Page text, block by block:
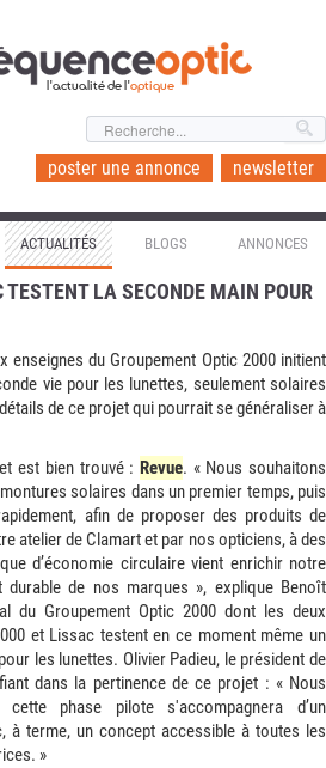
l'actualité de l'optique
poster une annonce newsletter
ACTUALITÉS BLOGS ANNONCES
LA SECONDE MAIN POUR
enseignes du Groupement Optic 2000 initient
vie pour les lunettes, seulement solaires
de ce projet qui pourrait se généraliser à
est bien trouvé : Revue. « Nous souhaitons
solaires dans un premier temps, puis
afin de proposer des produits de
atelier de Clamart et par nos opticiens, à des
d’économie circulaire vient enrichir notre
durable de nos marques », explique Benoît
du Groupement Optic 2000 dont les deux
et Lissac testent en ce moment même un
les lunettes. Olivier Padieu, le président de
dans la pertinence de ce projet : « Nous
phase pilote s'accompagnera d’un
à terme, un concept accessible à toutes les
»